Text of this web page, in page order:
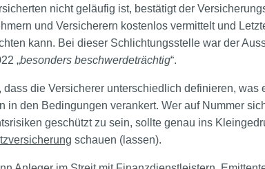
nicht geläufig ist, bestätigt der
und Versicherern kostenlos vermittelt und
kann. Bei dieser Schlichtungsstelle war der
„besonders beschwerdeträchtig“.
die Versicherer unterschiedlich definieren, was
in den Bedingungen verankert. Wer auf Nummer
geschützt zu sein, sollte genau ins
schauen (lassen).